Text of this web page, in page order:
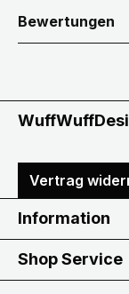
Bewertungen
Vertrag
Information
Shop Service